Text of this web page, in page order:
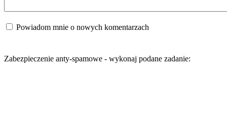
Powiadom mnie o nowych komentarzach
Zabezpieczenie anty-spamowe - wykonaj podane zadanie: